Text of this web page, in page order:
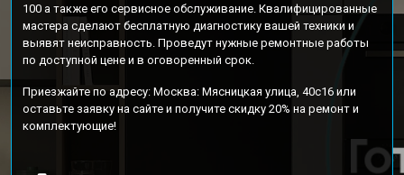
100 а также его сервисное обслуживание. Квалифицированные
мастера сделают бесплатную диагностику вашей техники и
выявят неисправность. Проведут нужные ремонтные работы
по доступной цене и в оговоренный срок.
Приезжайте по адресу: Москва: Мясницкая улица, 40с16 или
оставьте заявку на сайте и получите скидку 20% на ремонт и
комплектующие!